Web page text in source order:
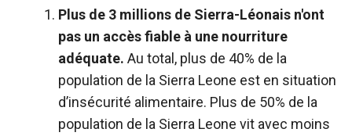
Plus de 3 millions de Sierra-Léonais n'ont
pas un accès fiable à une nourriture
adéquate. Au total, plus de 40% de la
population de la Sierra Leone est en situation
d’insécurité alimentaire. Plus de 50% de la
population de la Sierra Leone vit avec moins